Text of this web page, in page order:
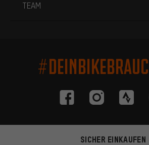
TEAM
SICHER EINKAUFEN